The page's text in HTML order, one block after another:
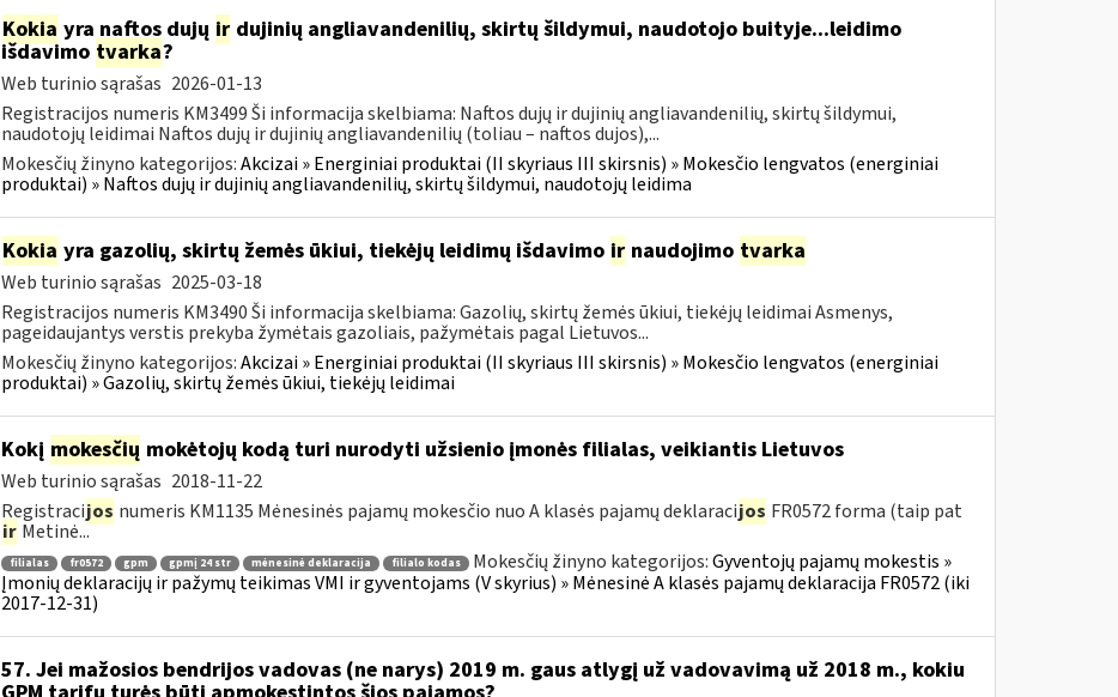
Kokia yra naftos dujų irdujinių angliavandenilių, skirtų šildymui, naudotojo buityje...leidimo
išdavimo tvarka?
Web turinio sąrašas 2026-01-13
Registracijos numeris KM3499 Ši informacija skelbiama: Naftos dujų ir dujinių angliavandenilių, skirtų šildymui,
naudotojų leidimai Naftos dujų ir dujinių angliavandenilių (toliau – naftos dujos),...
Mokesčių žinyno kategorijos:Akcizai » Energiniai produktai (II skyriaus III skirsnis) » Mokesčio lengvatos (energiniai
produktai) » Naftos dujų ir dujinių angliavandenilių, skirtų šildymui, naudotojų leidima
Kokia yra gazolių, skirtų žemės ūkiui, tiekėjų leidimų išdavimo irnaudojimo tvarka
Web turinio sąrašas 2025-03-18
Registracijos numeris KM3490 Ši informacija skelbiama: Gazolių, skirtų žemės ūkiui, tiekėjų leidimai Asmenys,
pageidaujantys verstis prekyba žymėtais gazoliais, pažymėtais pagal Lietuvos...
Mokesčių žinyno kategorijos:Akcizai » Energiniai produktai (II skyriaus III skirsnis) » Mokesčio lengvatos (energiniai
produktai) » Gazolių, skirtų žemės ūkiui, tiekėjų leidimai
Kokį mokesčių mokėtojų kodą turi nurodyti užsienio įmonės filialas, veikiantis Lietuvos
Web turinio sąrašas 2018-11-22
Registracijos numeris KM1135 Mėnesinės pajamų mokesčio nuo A klasės pajamų deklaracijos FR0572 forma (taip pat
ir Metinė...
filialas fr0572 gpm gpmį 24 str mėnesinė deklaracija filialo kodas Mokesčių žinyno kategorijos:Gyventojų pajamų mokestis »
Įmonių deklaracijų ir pažymų teikimas VMI ir gyventojams (V skyrius) » Mėnesinė A klasės pajamų deklaracija FR0572 (iki
2017-12-31)
57. Jei mažosios bendrijos vadovas (ne narys) 2019 m. gaus atlygį už vadovavimą už 2018 m., kokiu